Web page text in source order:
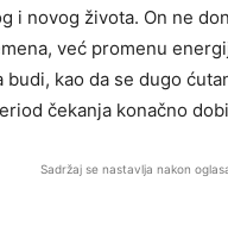
i novog života. On ne
već promenu
budi, kao da se dugo
čekanja konačno
Sadržaj se nastavlja nakon